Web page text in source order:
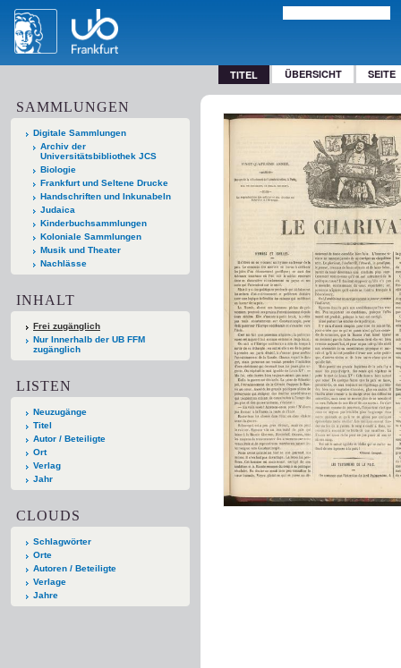
TITEL ÜBERSICHT SEITE
SAMMLUNGEN
Digitale Sammlungen
Archiv der
Universitätsbibliothek JCS
Biologie
Frankfurt und Seltene Drucke
Handschriften und Inkunabeln
Judaica
Kinderbuchsammlungen
Koloniale Sammlungen
Musik und Theater
Nachlässe
INHALT
Frei zugänglich
Nur Innerhalb der UB FFM
zugänglich
LISTEN
Neuzugänge
Titel
Autor / Beteiligte
Ort
Verlag
Jahr
CLOUDS
Schlagwörter
Orte
Autoren / Beteiligte
Verlage
Jahre